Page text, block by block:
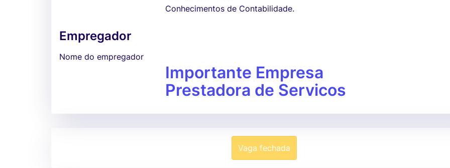
Conhecimentos de Contabilidade.
Empregador
Nome do empregador
Importante Empresa
Prestadora de Servicos
Vaga fechada